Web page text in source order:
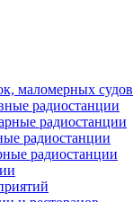
маломерных судов
радиостанции
радиостанции
радиостанции
радиостанции